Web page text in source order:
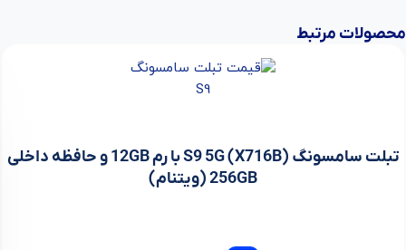
محصولات مرتبط
تبلت سامسونگ (X716B) S9 5G با رم 12GB و حافظه داخلی
256GB (ویتنام)